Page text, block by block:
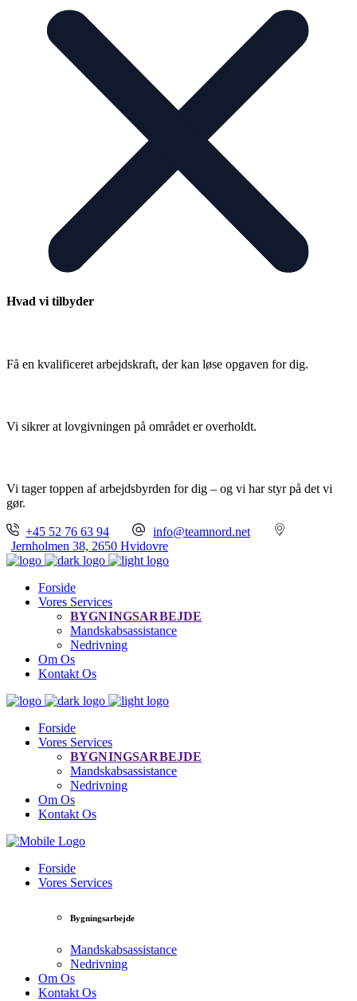
Hvad vi tilbyder
Få en kvalificeret arbejdskraft, der kan løse opgaven for dig.
Vi sikrer at lovgivningen på området er overholdt.
Vi tager toppen af arbejdsbyrden for dig – og vi har styr på det vi
gør.
+45 52 76 63 94
info@teamnord.net
Jernholmen 38, 2650 Hvidovre
Forside
Vores Services
BYGNINGSARBEJDE
Mandskabsassistance
Nedrivning
Om Os
Kontakt Os
Forside
Vores Services
BYGNINGSARBEJDE
Mandskabsassistance
Nedrivning
Om Os
Kontakt Os
Forside
Vores Services
Bygningsarbejde
Mandskabsassistance
Nedrivning
Om Os
Kontakt Os